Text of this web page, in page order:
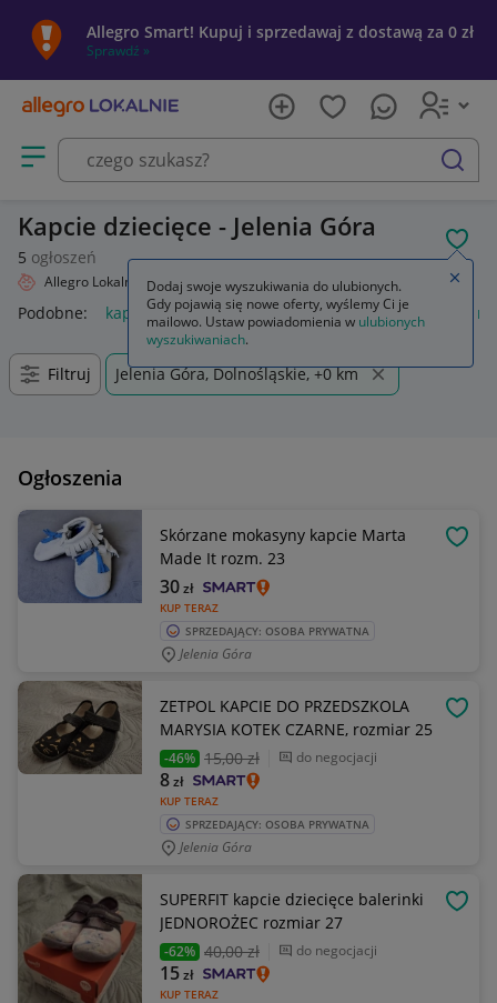
Allegro Smart! Kupuj i sprzedawaj z dostawą za 0 zł
Sprawdź »
Otwórz menu z kategoriami
szukaj
Kapcie dziecięce - Jelenia Góra
5 ogłoszeń
Allegro Lokalnie Dziecko Obuwie Kapcie
Podobne: kapcie kapcie damskie kapcie befado kapcie
Filtruj Jelenia Góra, Dolnośląskie, +0 km
Ogłoszenia
Skórzane mokasyny kapcie Marta
Made It rozm. 23
KUP TERAZ
30zł
SPRZEDAJĄCY: OSOBA PRYWATNA
Jelenia Góra
ZETPOL KAPCIE DO PRZEDSZKOLA
MARYSIA KOTEK CZARNE, rozmiar 25
-46% 15,00 zł do negocjacji
KUP TERAZ
8zł
SPRZEDAJĄCY: OSOBA PRYWATNA
Jelenia Góra
SUPERFIT kapcie dziecięce balerinki
JEDNOROŻEC rozmiar 27
-62% 40,00 zł do negocjacji
KUP TERAZ
15zł
Dodaj swoje wyszukiwania do ulubionych.
Gdy pojawią się nowe oferty, wyślemy Ci je
mailowo. Ustaw powiadomienia w ulubionych
wyszukiwaniach.